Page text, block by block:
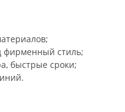
фирменный стиль;
быстрые сроки;